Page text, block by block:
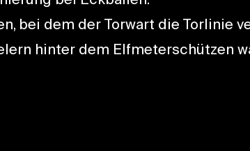
bei dem der Torwart die
hinter dem Elfmeterschützen